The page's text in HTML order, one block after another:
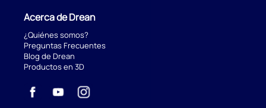
Acerca de Drean
¿Quiénes somos?
Preguntas Frecuentes
Blog de Drean
Productos en 3D